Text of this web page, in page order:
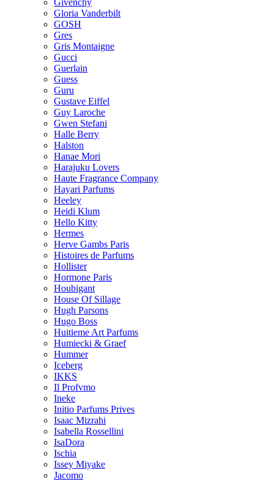
Givenchy
Gloria Vanderbilt
GOSH
Gres
Gris Montaigne
Gucci
Guerlain
Guess
Guru
Gustave Eiffel
Guy Laroche
Gwen Stefani
Halle Berry
Halston
Hanae Mori
Harajuku Lovers
Haute Fragrance Company
Hayari Parfums
Heeley
Heidi Klum
Hello Kitty
Hermes
Herve Gambs Paris
Histoires de Parfums
Hollister
Hormone Paris
Houbigant
House Of Sillage
Hugh Parsons
Hugo Boss
Huitieme Art Parfums
Humiecki & Graef
Hummer
Iceberg
IKKS
Il Profvmo
Ineke
Initio Parfums Prives
Isaac Mizrahi
Isabella Rossellini
IsaDora
Ischia
Issey Miyake
Jacomo